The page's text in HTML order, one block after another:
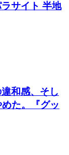
サイト 半地
和感、そし
た。『グッ